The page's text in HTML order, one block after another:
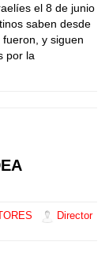
el 8 de junio
saben desde
y siguen
por la
Director